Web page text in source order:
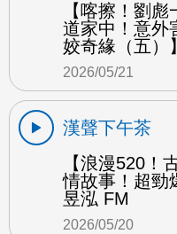
【喀擦！劉
道家中！意外
姣奇緣（五）
2026/05/21
漢聲下午茶
【浪漫520！
情故事！超勁
昱泓 FM
2026/05/20